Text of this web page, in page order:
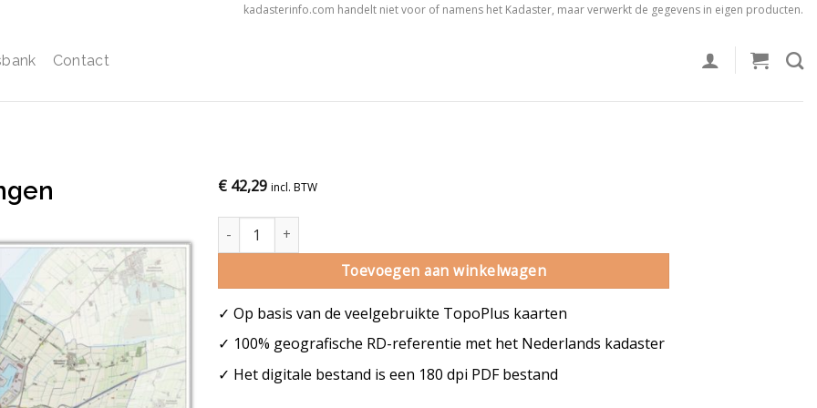
kadasterinfo.com handelt niet voor of namens het Kadaster, maar verwerkt de gegevens in eigen producten.
Contact
€ 42,29 incl. BTW
Gemeentekaart Harlingen aantal
Toevoegen aan winkelwagen
✓ Op basis van de veelgebruikte TopoPlus kaarten
✓ 100% geografische RD-referentie met het Nederlands kadaster
✓ Het digitale bestand is een 180 dpi PDF bestand